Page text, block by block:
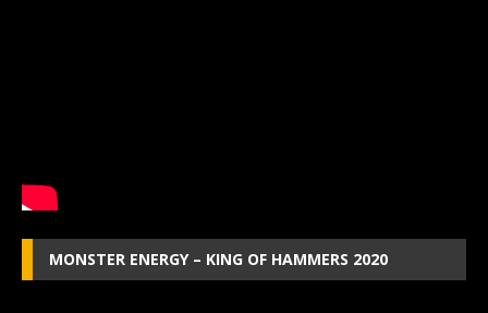
MONSTER ENERGY – KING OF HAMMERS 2020